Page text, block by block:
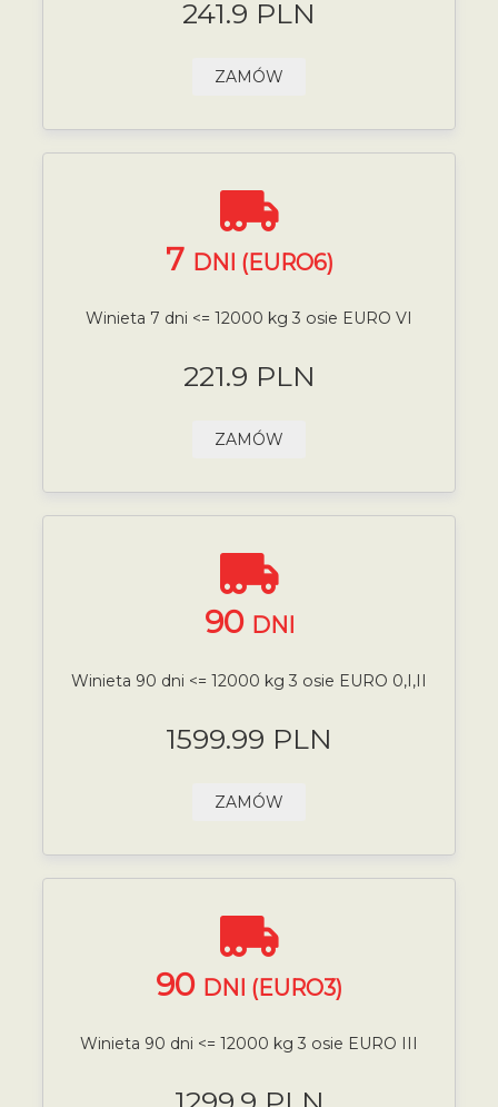
241.9 PLN
ZAMÓW
7 DNI (EURO6)
Winieta 7 dni <= 12000 kg 3 osie EURO VI
221.9 PLN
ZAMÓW
90 DNI
Winieta 90 dni <= 12000 kg 3 osie EURO 0,I,II
1599.99 PLN
ZAMÓW
90 DNI (EURO3)
Winieta 90 dni <= 12000 kg 3 osie EURO III